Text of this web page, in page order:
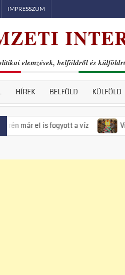
IMPRESSZUM
elemzések, belföldről és
HÍREK BELFÖLD KÜLFÖLD
a víz Visszatért az